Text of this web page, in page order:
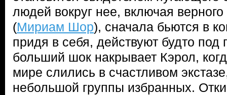
людей вокруг нее, включая
(Мириам Шор), сначала бьются в
придя в себя, действуют будто
больший шок накрывает Кэрол,
мире слились в счастливом
небольшой группы избранных.